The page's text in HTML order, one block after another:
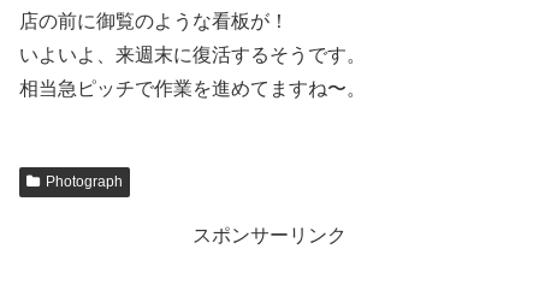
店の前に御覧のような看板が！
いよいよ、来週末に復活するそうです。
相当急ピッチで作業を進めてますね〜。
Photograph
スポンサーリンク